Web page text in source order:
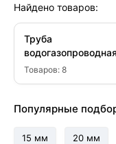
Найдено товаров:
Труба
водогазопроводная
Товаров:8
Популярные
15 мм 20 мм